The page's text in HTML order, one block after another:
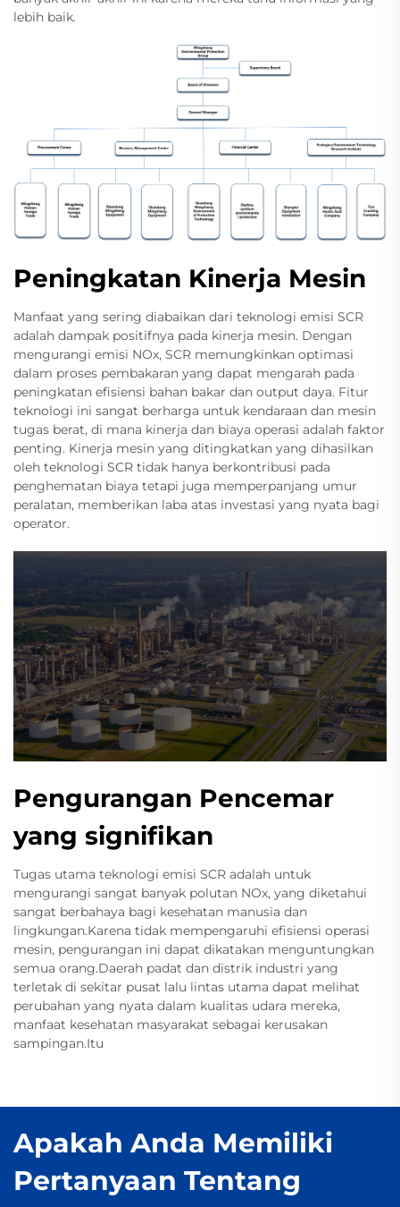
lebih baik.
Peningkatan Kinerja Mesin
Manfaat yang sering diabaikan dari teknologi emisi SCR
adalah dampak positifnya pada kinerja mesin. Dengan
mengurangi emisi NOx, SCR memungkinkan optimasi
dalam proses pembakaran yang dapat mengarah pada
peningkatan efisiensi bahan bakar dan output daya. Fitur
teknologi ini sangat berharga untuk kendaraan dan mesin
tugas berat, di mana kinerja dan biaya operasi adalah faktor
penting. Kinerja mesin yang ditingkatkan yang dihasilkan
oleh teknologi SCR tidak hanya berkontribusi pada
penghematan biaya tetapi juga memperpanjang umur
peralatan, memberikan laba atas investasi yang nyata bagi
operator.
Pengurangan Pencemar
yang signifikan
Tugas utama teknologi emisi SCR adalah untuk
mengurangi sangat banyak polutan NOx, yang diketahui
sangat berbahaya bagi kesehatan manusia dan
lingkungan.Karena tidak mempengaruhi efisiensi operasi
mesin, pengurangan ini dapat dikatakan menguntungkan
semua orang.Daerah padat dan distrik industri yang
terletak di sekitar pusat lalu lintas utama dapat melihat
perubahan yang nyata dalam kualitas udara mereka,
manfaat kesehatan masyarakat sebagai kerusakan
sampingan.Itu
Apakah Anda Memiliki
Pertanyaan Tentang